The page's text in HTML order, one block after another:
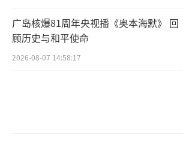
广岛核爆81周年央视播《奥本海默》 回
顾历史与和平使命
2026-08-07 14:58:17